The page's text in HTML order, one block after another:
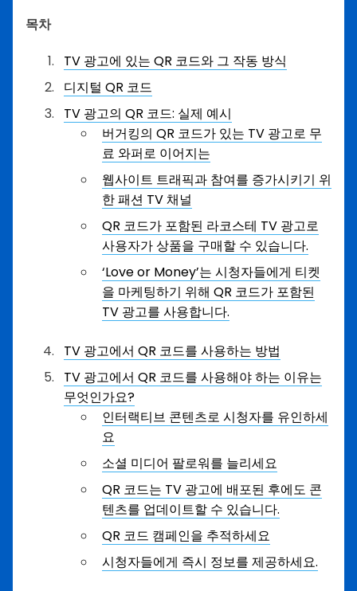
목차
TV 광고에 있는 QR 코드와 그 작동 방식
디지털 QR 코드
TV 광고의 QR 코드: 실제 예시
버거킹의 QR 코드가 있는 TV 광고로 무
료 와퍼로 이어지는
웹사이트 트래픽과 참여를 증가시키기 위
한 패션 TV 채널
QR 코드가 포함된 라코스테 TV 광고로
사용자가 상품을 구매할 수 있습니다.
‘Love or Money’는 시청자들에게 티켓
을 마케팅하기 위해 QR 코드가 포함된
TV 광고를 사용합니다.
TV 광고에서 QR 코드를 사용하는 방법
TV 광고에서 QR 코드를 사용해야 하는 이유는
무엇인가요?
인터랙티브 콘텐츠로 시청자를 유인하세
요
소셜 미디어 팔로워를 늘리세요
QR 코드는 TV 광고에 배포된 후에도 콘
텐츠를 업데이트할 수 있습니다.
QR 코드 캠페인을 추적하세요
시청자들에게 즉시 정보를 제공하세요.